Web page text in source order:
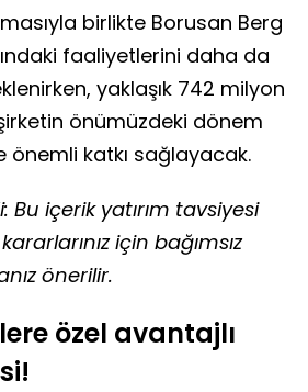
birlikte Borusan Berg
faaliyetlerini daha da
yaklaşık 742 milyon
önümüzdeki dönem
önemli katkı sağlayacak.
Bu içerik yatırım tavsiyesi
için bağımsız
önerilir.
özel avantajlı